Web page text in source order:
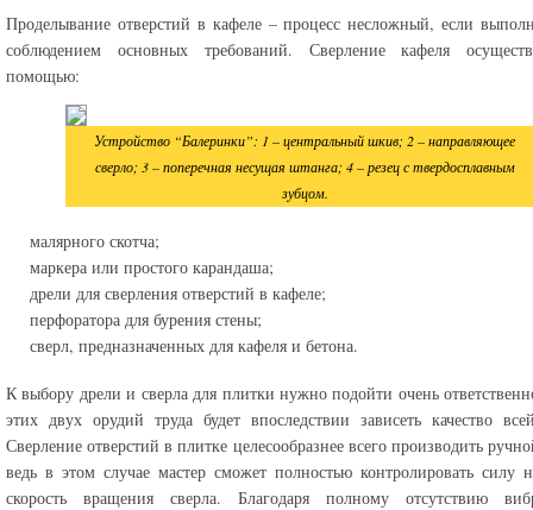
Проделывание отверстий в кафеле – процесс несложный, если
соблюдением основных требований. Сверление кафеля
помощью:
Устройство “Балеринки”: 1 – центральный шкив; 2 – направляющее
сверло; 3 – поперечная несущая штанга; 4 – резец с твердосплавным
зубцом.
малярного скотча;
маркера или простого карандаша;
дрели для сверления отверстий в кафеле;
перфоратора для бурения стены;
сверл, предназначенных для кафеля и бетона.
К выбору дрели и сверла для плитки нужно подойти очень
этих двух орудий труда будет впоследствии зависеть качество
Сверление отверстий в плитке целесообразнее всего производить
ведь в этом случае мастер сможет полностью контролировать силу
скорость вращения сверла. Благодаря полному отсутствию